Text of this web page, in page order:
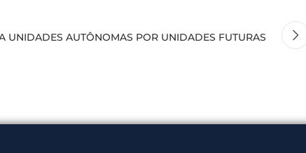
UNIDADES AUTÔNOMAS POR UNIDADES FUTURAS